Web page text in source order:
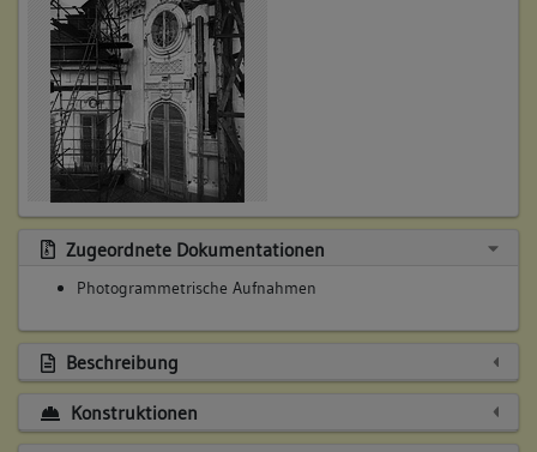
Zugeordnete Dokumentationen
Photogrammetrische Aufnahmen
Beschreibung
Konstruktionen